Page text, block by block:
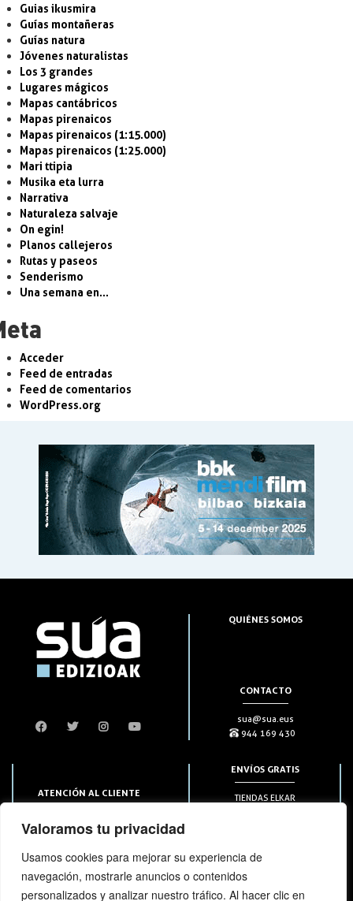
Valoramos tu privacidad
Usamos cookies para mejorar su experiencia de
navegación, mostrarle anuncios o contenidos
personalizados y analizar nuestro tráfico. Al hacer clic en
Guias ikusmira
Guías montañeras
Guías natura
Jóvenes naturalistas
Los 3 grandes
Lugares mágicos
Mapas cantábricos
Mapas pirenaicos
Mapas pirenaicos (1:15.000)
Mapas pirenaicos (1:25.000)
Mari ttipia
Musika eta lurra
Narrativa
Naturaleza salvaje
On egin!
Planos callejeros
Rutas y paseos
Senderismo
Una semana en…
Acceder
Feed de entradas
Feed de comentarios
WordPress.org
QUIÉNES SOMOS
CONTACTO
sua@sua.eus
944 169 430
ATENCIÓN AL CLIENTE
944 169 430
SUSCRIPCIONES
ENVÍOS GRATIS
TIENDAS ELKAR